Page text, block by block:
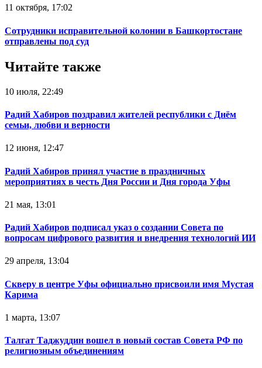
11 октября, 17:02
Сотрудники исправительной колонии в Башкортостане
отправлены под суд
Читайте также
10 июля, 22:49
Радий Хабиров поздравил жителей республики с Днём
семьи, любви и верности
12 июня, 12:47
Радий Хабиров принял участие в праздничных
мероприятиях в честь Дня России и Дня города Уфы
21 мая, 13:01
Радий Хабиров подписал указ о создании Совета по
вопросам цифрового развития и внедрения технологий ИИ
29 апреля, 13:04
Скверу в центре Уфы официально присвоили имя Мустая
Карима
1 марта, 13:07
Талгат Таджуддин вошел в новый состав Совета РФ по
религиозным объединениям